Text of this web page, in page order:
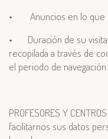
•
Anuncios en lo que
•
Duración de su
recopilada a través de
el periodo de navegación
PROFESORES Y
facilitarnos sus datos